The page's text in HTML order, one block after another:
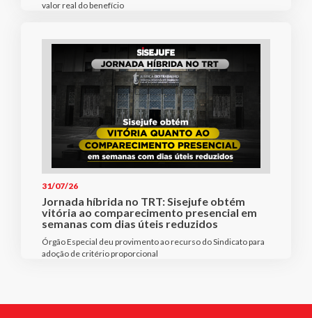
valor real do benefício
31/07/26
Jornada híbrida no TRT: Sisejufe obtém
vitória ao comparecimento presencial em
semanas com dias úteis reduzidos
Órgão Especial deu provimento ao recurso do Sindicato para
adoção de critério proporcional